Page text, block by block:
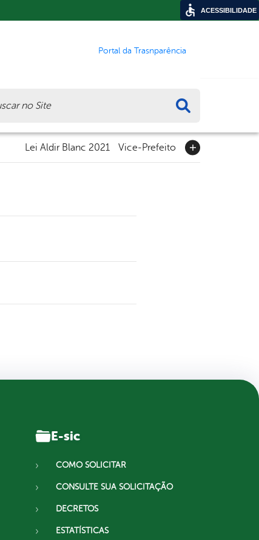
Portal da Trasnparência
Lei Aldir Blanc 2021 Vice-Prefeito
E-sic
COMO SOLICITAR
CONSULTE SUA SOLICITAÇÃO
DECRETOS
ESTATÍSTICAS
ACESSIBILIDADE